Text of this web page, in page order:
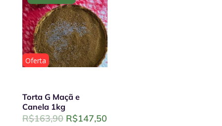
Oferta
Torta G Maçã e
Canela 1kg
R$163,90 Original
R$147,50Current